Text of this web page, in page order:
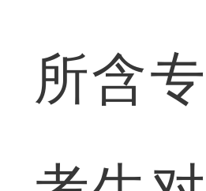
所含